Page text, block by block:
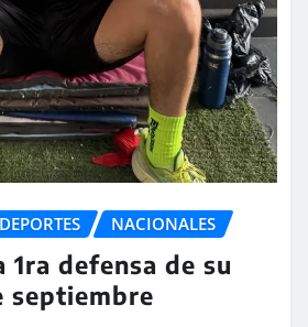
DEPORTES NACIONALES
1ra defensa de su
septiembre